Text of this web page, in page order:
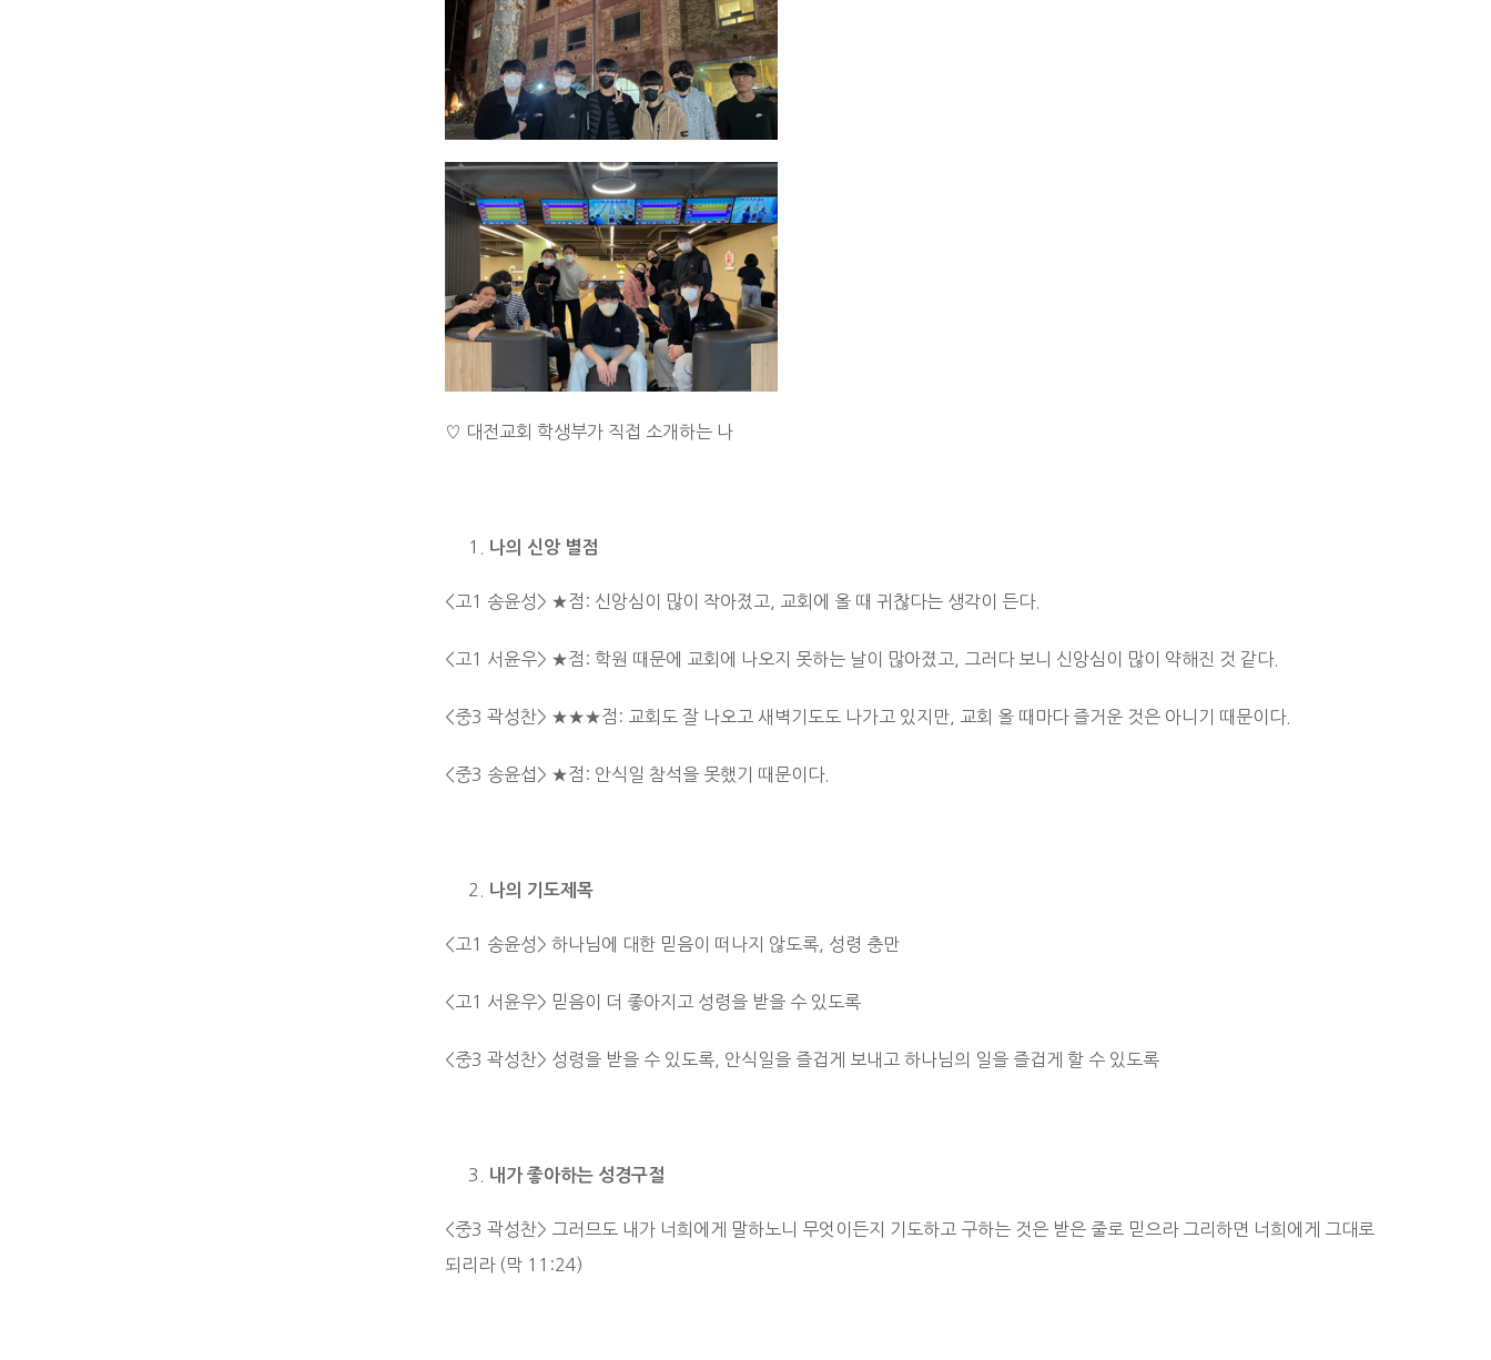
♡ 대전교회 학생부가 직접 소개하는 나
나의 신앙 별점
<고1 송윤성> ★점: 신앙심이 많이 작아졌고, 교회에 올 때 귀찮다는 생각이 든다.
<고1 서윤우> ★점: 학원 때문에 교회에 나오지 못하는 날이 많아졌고, 그러다 보니 신앙심이 많이 약해진 것 같다.
<중3 곽성찬> ★★★점: 교회도 잘 나오고 새벽기도도 나가고 있지만, 교회 올 때마다 즐거운 것은 아니기 때문이다.
<중3 송윤섭> ★점: 안식일 참석을 못했기 때문이다.
나의 기도제목
<고1 송윤성> 하나님에 대한 믿음이 떠나지 않도록, 성령 충만
<고1 서윤우> 믿음이 더 좋아지고 성령을 받을 수 있도록
<중3 곽성찬> 성령을 받을 수 있도록, 안식일을 즐겁게 보내고 하나님의 일을 즐겁게 할 수 있도록
내가 좋아하는 성경구절
<중3 곽성찬> 그러므도 내가 너희에게 말하노니 무엇이든지 기도하고 구하는 것은 받은 줄로 믿으라 그리하면 너희에게 그대로
되리라 (막 11:24)